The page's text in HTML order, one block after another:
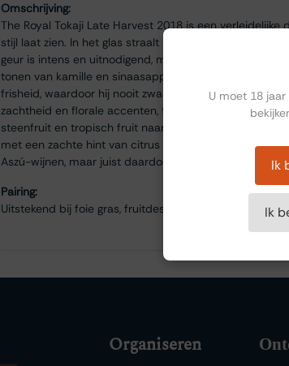
Omschrijving:
The Royal Tokaji Late Harvest 2018 is een
stijl laat zien. In het glas straalt hij helder goudgeel,
geur is intens en uitnodigend, met aroma’s van
tonen van kamille en sinaasappelschil. Op de tong
frisheid, waardoor hij nooit zwaar wordt. De Furmint
zachtheid en florale accenten, terwijl Muscat voor
steenfruit en tropisch fruit naar voren, in perfecte
met een zachte hint van citrus en een vleugje
Aszú-wijnen, maar juist daardoor heerlijk
Pairing:
Uitstekend bij foie gras, fruitdesserts, romige kazen
Organiseren
U moet 18
Ik
Ik